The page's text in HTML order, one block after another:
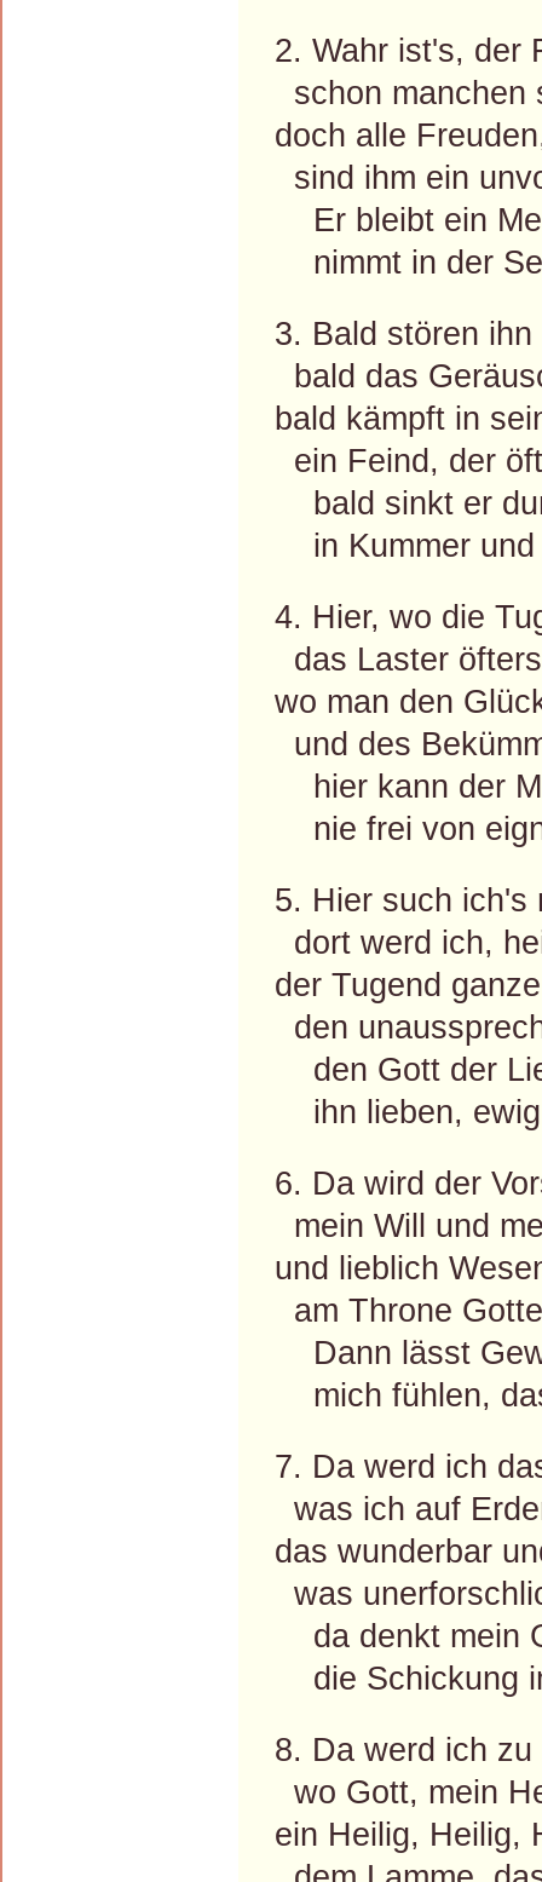
2. Wahr ist's, der
schon manchen
doch alle
sind ihm ein
Er bleibt ein
nimmt in der
3. Bald stören
bald das
bald kämpft in
ein Feind, der
bald sinkt er
in Kummer und
4. Hier, wo die
das Laster
wo man den
und des
hier kann der
nie frei von
5. Hier such ich's
dort werd ich,
der Tugend
den
den Gott der
ihn lieben,
6. Da wird der
mein Will und
und lieblich
am Throne
Dann lässt
mich fühlen,
7. Da werd ich
was ich auf
das wunderbar
was
da denkt mein
die Schickung
8. Da werd ich
wo Gott, mein
ein Heilig, Heilig,